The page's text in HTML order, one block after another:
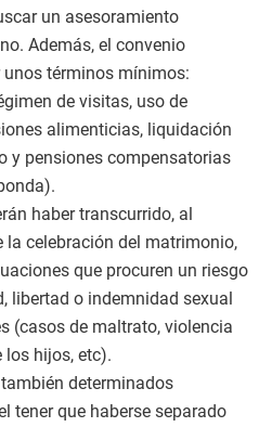
un asesoramiento
Además, el convenio
términos mínimos:
de visitas, uso de
alimenticias, liquidación
y pensiones compensatorias
haber transcurrido, al
la celebración del matrimonio,
que procuren un riesgo
libertad o indemnidad sexual
(casos de maltrato, violencia
los hijos, etc).
determinados
tener que haberse separado